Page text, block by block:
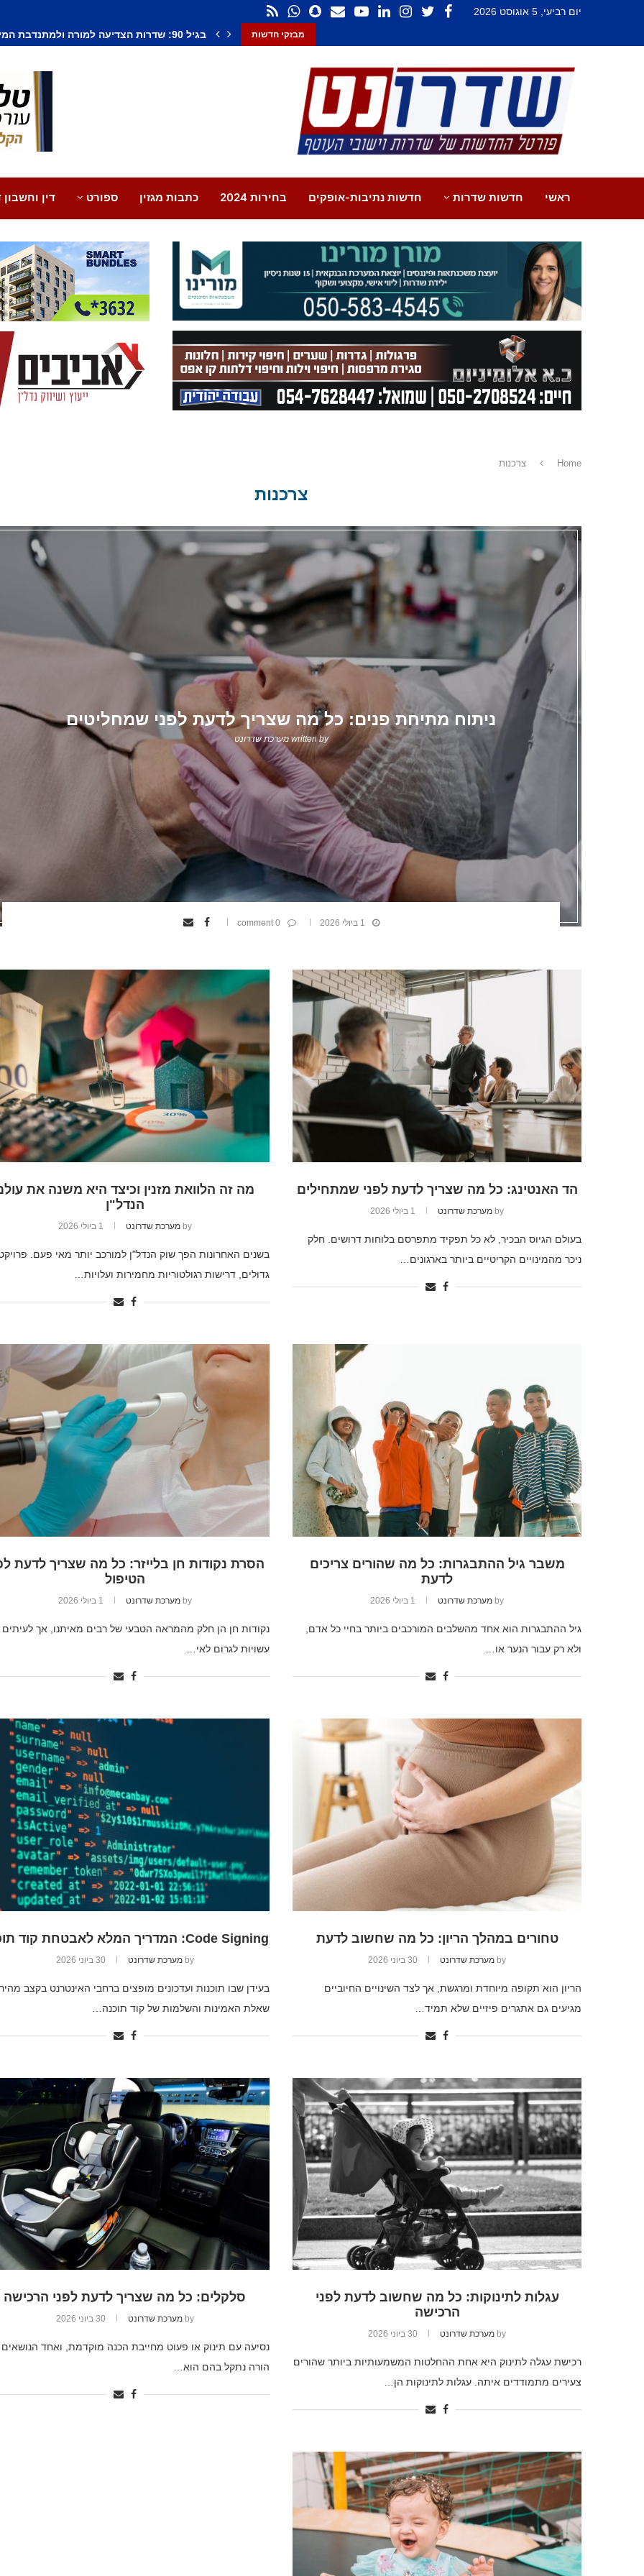
יום רביעי, 5 אוגוסט 2026
מבזקי חדשות חשד לחיסול בנתיבות: אדם נורה למוות, צעיר
ראשי חדשות שדרות חדשות נתיבות-אופקים בחירות 2024 כתבות מגזין ספורט דין וחשבון
Home צרכנות
צרכנות
ניתוח מתיחת פנים: כל מה שצריך לדעת לפני שמחליטים
written by מערכת שדרונט
1 ביולי 2026 0 comment
הד האנטינג: כל מה שצריך לדעת לפני שמתחילים
by מערכת שדרונט 1 ביולי 2026
בעולם הגיוס הבכיר, לא כל תפקיד מתפרסם בלוחות דרושים. חלק
ניכר מהמינויים הקריטיים ביותר בארגונים…
מה זה הלוואת מזנין וכיצד היא משנה את
הנדל"ן
by מערכת שדרונט 1 ביולי 2026
בשנים האחרונות הפך שוק הנדל"ן למורכב יותר מאי פעם.
גדולים, דרישות רגולטוריות מחמירות ועלויות…
משבר גיל ההתבגרות: כל מה שהורים צריכים
לדעת
by מערכת שדרונט 1 ביולי 2026
גיל ההתבגרות הוא אחד מהשלבים המורכבים ביותר בחיי כל אדם,
ולא רק עבור הנער או…
הסרת נקודות חן בלייזר: כל מה שצריך לדעת
הטיפול
by מערכת שדרונט 1 ביולי 2026
נקודות חן הן חלק מהמראה הטבעי של רבים מאיתנו, אך לעיתים
עשויות לגרום לאי…
טחורים במהלך הריון: כל מה שחשוב לדעת
by מערכת שדרונט 30 ביוני 2026
הריון הוא תקופה מיוחדת ומרגשת, אך לצד השינויים החיוביים
מגיעים גם אתגרים פיזיים שלא תמיד…
Code Signing: המדריך המלא לאבטחת קוד תוכנה
by מערכת שדרונט 30 ביוני 2026
בעידן שבו תוכנות ועדכונים מופצים ברחבי האינטרנט בקצב
שאלת האמינות והשלמות של קוד תוכנה…
עגלות לתינוקות: כל מה שחשוב לדעת לפני
הרכישה
by מערכת שדרונט 30 ביוני 2026
רכישת עגלה לתינוק היא אחת ההחלטות המשמעותיות ביותר שהורים
צעירים מתמודדים איתה. עגלות לתינוקות הן…
סלקלים: כל מה שצריך לדעת לפני הרכישה
by מערכת שדרונט 30 ביוני 2026
נסיעה עם תינוק או פעוט מחייבת הכנה מוקדמת, ואחד
הורה נתקל בהם הוא…